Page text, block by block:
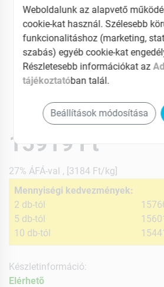
15919 Ft
27% ÁFÁ-val , [3184 Ft/kg]
Mennyiségi kedvezmények:
2 db-tól
5 db-tól
10 db-tól
Készletinformáció:
Elérhetõ
Weboldalunk az alapvető
cookie-kat használ. Szélesebb
funkcionalitáshoz (marketing,
szabás) egyéb cookie-kat
Részletesebb információkat az
tájékoztatóban talál.
Beállítások módosítása